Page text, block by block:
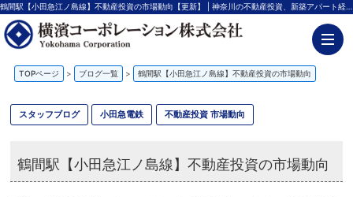
鶴間駅【小田急江ノ島線】不動産投資の市場動向【更新】 | 神奈川の不動産投資、新築アパート経営は横濱コーポレーション
TOPページ > ブログ一覧 > 鶴間駅【小田急江ノ島線】不動産投資の市場動向
スタッフブログ 小田急電鉄 不動産投資 市場動向
鶴間駅【小田急江ノ島線】不動産投資の市場動向